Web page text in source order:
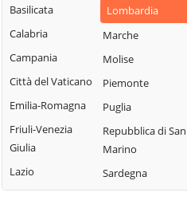
Borgo San
Giacomo
Borgosatollo
Borno
Botticino
Bovegno
Bovezzo
Brandico
Limone sul Garda
Lodrino
Lograto
Lonato del Garda
Longhena
Losine
Lumezzane
Basilicata
Calabria
Campania
Città del Vaticano
Emilia-Romagna
Friuli-Venezia
Giulia
Lazio
Lombardia
Marche
Molise
Piemonte
Puglia
Repubblica di San
Marino
Sardegna